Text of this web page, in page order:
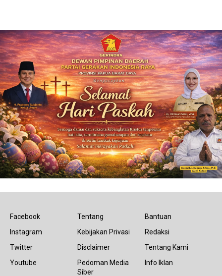
Facebook
Instagram
Twitter
Youtube
Tentang
Kebijakan Privasi
Disclaimer
Pedoman Media
Siber
Bantuan
Redaksi
Tentang Kami
Info Iklan